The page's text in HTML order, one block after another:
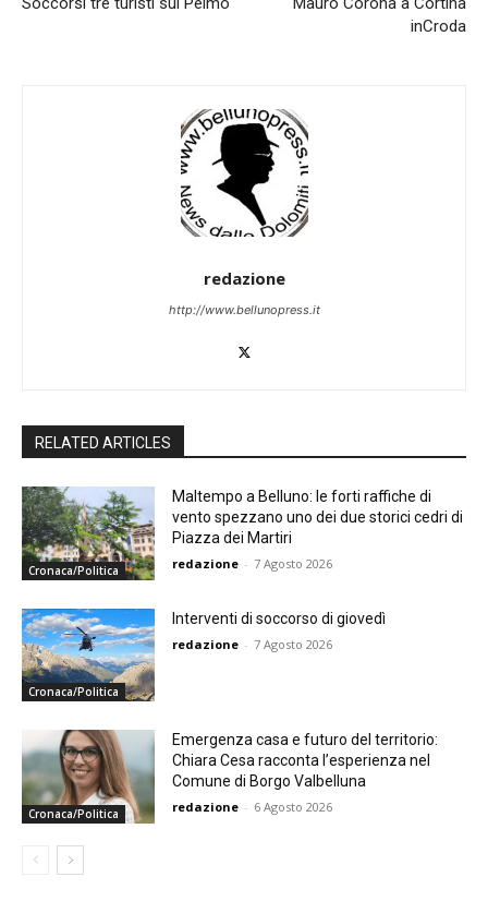
inCroda
redazione
http://www.bellunopress.it
RELATED ARTICLES
Cronaca/Politica
Maltempo a Belluno: le forti raffiche di
vento spezzano uno dei due storici cedri di
Piazza dei Martiri
redazione - 7 Agosto 2026
Cronaca/Politica
Interventi di soccorso di giovedì
redazione - 7 Agosto 2026
Cronaca/Politica
Emergenza casa e futuro del territorio:
Chiara Cesa racconta l’esperienza nel
Comune di Borgo Valbelluna
redazione - 6 Agosto 2026